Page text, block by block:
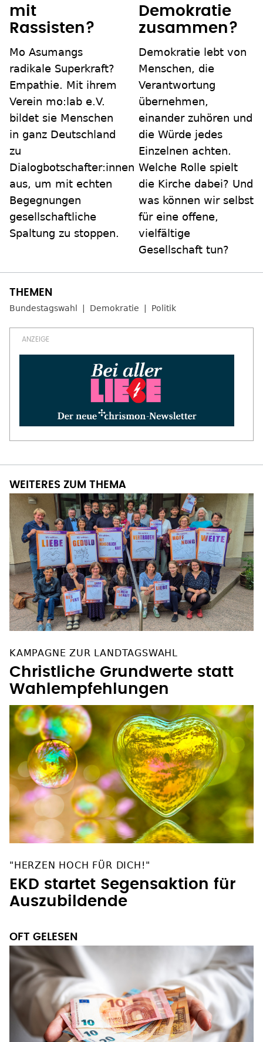
mit
Rassisten?
Mo Asumangs
radikale Superkraft?
Empathie. Mit ihrem
Verein mo:lab e.V.
bildet sie Menschen
in ganz Deutschland
zu
Dialogbotschafter:innen
aus, um mit echten
Begegnungen
gesellschaftliche
Spaltung zu stoppen.
Demokratie
zusammen?
Demokratie lebt von
Menschen, die
Verantwortung
übernehmen,
einander zuhören und
die Würde jedes
Einzelnen achten.
Welche Rolle spielt
die Kirche dabei? Und
was können wir selbst
für eine offene,
vielfältige
Gesellschaft tun?
Bundestagswahl Demokratie Politik
WEITERES ZUM THEMA
KAMPAGNE ZUR LANDTAGSWAHL
Christliche Grundwerte statt
Wahlempfehlungen
"HERZEN HOCH FÜR DICH!"
EKD startet Segensaktion für
Auszubildende
OFT GELESEN